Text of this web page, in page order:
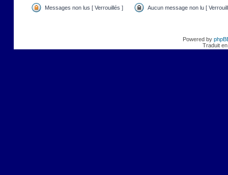
Messages non lus [ Verrouillés ] Aucun message non lu [
Powered by
Traduit